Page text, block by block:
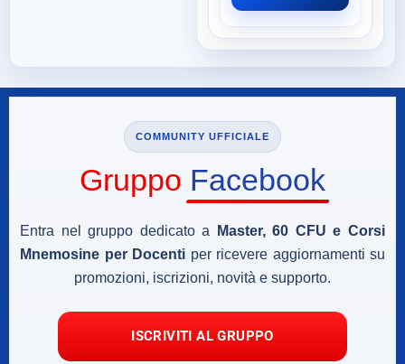
COMMUNITY UFFICIALE
Gruppo Facebook
Entra nel gruppo dedicato a
Master, 60 CFU e Corsi
Mnemosine per Docenti per ricevere aggiornamenti su
promozioni, iscrizioni, novità e supporto.
ISCRIVITI AL GRUPPO